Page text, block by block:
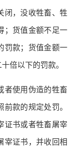
闭，没收牲畜、牲
；货值金额不足一
罚款；货值金额一
倍以下的罚款。
使用伪造的牲畜
款的规定处罚。
证书或者牲畜屠宰
宰证书，并收回相